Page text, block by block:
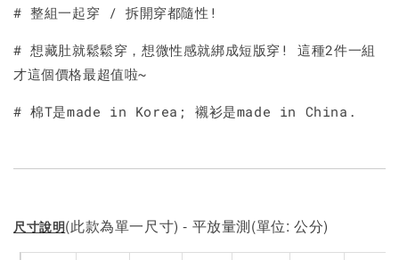
# 整組一起穿 / 拆開穿都隨性!
# 想藏肚就鬆鬆穿，想微性感就綁成短版穿! 這種2件一組
才這個價格最超值啦~
# 棉T是made in Korea; 襯衫是made in China.
尺寸說明(此款為單一尺寸) - 平放量測(單位: 公分)